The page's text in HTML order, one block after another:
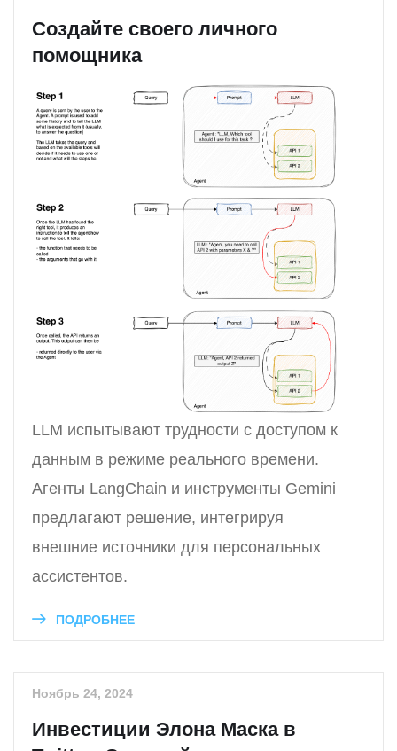
Создайте своего личного
помощника
LLM испытывают трудности с доступом к
данным в режиме реального времени.
Агенты LangChain и инструменты Gemini
предлагают решение, интегрируя
внешние источники для персональных
ассистентов.
ПОДРОБНЕЕ
Ноябрь 24, 2024
Инвестиции Элона Маска в